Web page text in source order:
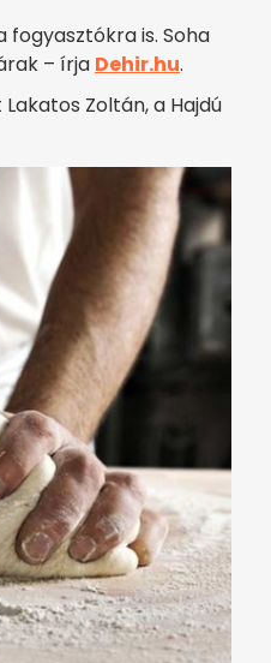
fogyasztókra is. Soha
– írja Dehir.hu.
Zoltán, a Hajdú